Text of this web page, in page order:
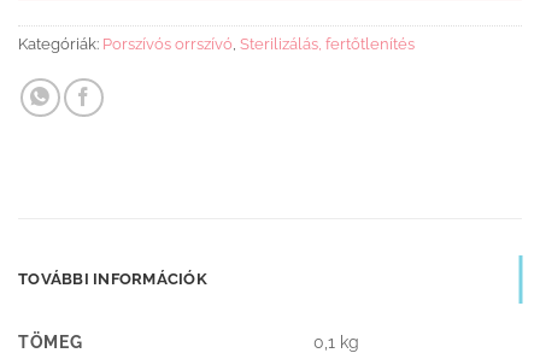
Kategóriák: Porszívós orrszívó Sterilizálás, fertőtlenítés
TOVÁBBI INFORMÁCIÓK
TÖMEG 0,1 kg